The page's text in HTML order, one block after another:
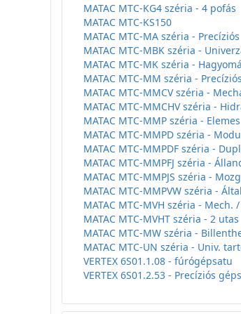
MATAC MTC-KG4 széria - 4 pofás
MATAC MTC-KS150
MATAC MTC-MA széria - Precíziós
MATAC MTC-MBK széria -
MATAC MTC-MK széria -
MATAC MTC-MM széria -
MATAC MTC-MMCV széria -
MATAC MTC-MMCHV széria -
MATAC MTC-MMP széria - Elemes
MATAC MTC-MMPD széria -
MATAC MTC-MMPDF széria -
MATAC MTC-MMPFJ széria -
MATAC MTC-MMPJS széria -
MATAC MTC-MMPVW széria -
MATAC MTC-MVH széria - Mech.
MATAC MTC-MVHT széria - 2 utas
MATAC MTC-MW széria -
MATAC MTC-UN széria - Univ.
VERTEX 6S01.1.08 - fúrógépsatu
VERTEX 6S01.2.53 - Precíziós